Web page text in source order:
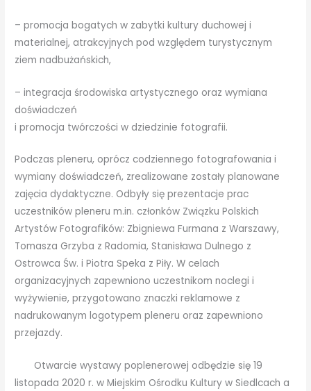
– promocja bogatych w zabytki kultury duchowej i
materialnej, atrakcyjnych pod względem turystycznym
ziem nadbużańskich,
– integracja środowiska artystycznego oraz wymiana
doświadczeń
i promocja twórczości w dziedzinie fotografii.
Podczas pleneru, oprócz codziennego fotografowania i
wymiany doświadczeń, zrealizowane zostały planowane
zajęcia dydaktyczne. Odbyły się prezentacje prac
uczestników pleneru m.in. członków Związku Polskich
Artystów Fotografików: Zbigniewa Furmana z Warszawy,
Tomasza Grzyba z Radomia, Stanisława Dulnego z
Ostrowca Św. i Piotra Speka z Piły. W celach
organizacyjnych zapewniono uczestnikom noclegi i
wyżywienie, przygotowano znaczki reklamowe z
nadrukowanym logotypem pleneru oraz zapewniono
przejazdy.
Otwarcie wystawy poplenerowej odbędzie się 19
listopada 2020 r. w Miejskim Ośrodku Kultury w Siedlcach a